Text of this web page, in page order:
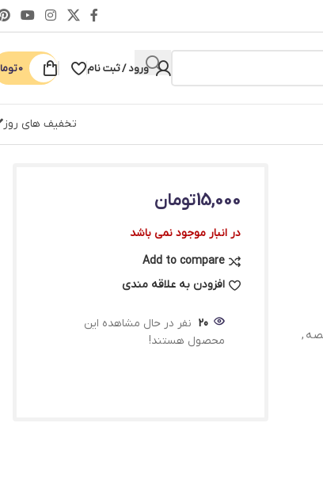
ورود / ثبت نام 0
تخفیف های روز
,
15,000تومان
در انبار موجود نمی باشد
Add to compare
افزودن به علاقه مندی
20 نفر در حال مشاهده این
محصول هستند!